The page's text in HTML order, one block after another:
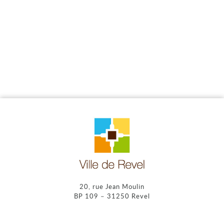
20, rue Jean Moulin
BP 109 – 31250 Revel